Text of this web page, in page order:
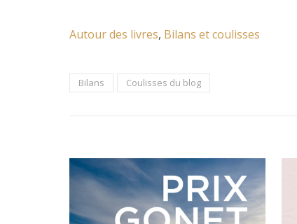
Autour des livres, Bilans et coulisses
Bilans Coulisses du blog